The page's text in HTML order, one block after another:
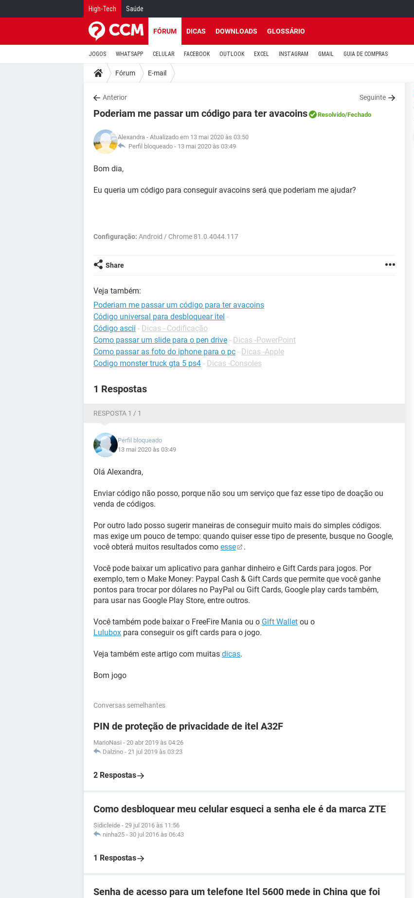
High-Tech Saúde
FÓRUM DICAS DOWNLOADS GLOSSÁRIO
JOGOS WHATSAPP CELULAR FACEBOOK OUTLOOK EXCEL INSTAGRAM GMAIL GUIA DE COMPRAS
Fórum E-mail
Anterior Seguinte
Poderiam me passar um código para ter avacoins Resolvido/Fechado
Alexandra - Atualizado em 13 mai 2020 às 03:50
Perfil bloqueado - 13 mai 2020 às 03:49
Bom dia,
Eu queria um código para conseguir avacoins será que poderiam me ajudar?
Configuração: Android / Chrome 81.0.4044.117
Share
Veja também:
Poderiam me passar um código para ter avacoins
Código universal para desbloquear itel -
Código ascii - Dicas - Codificação
Como passar um slide para o pen drive - Dicas -PowerPoint
Como passar as foto do iphone para o pc - Dicas -Apple
Codigo monster truck gta 5 ps4 - Dicas -Consoles
1 Respostas
RESPOSTA 1 / 1
Perfil bloqueado
13 mai 2020 às 03:49
Olá Alexandra,
Enviar código não posso, porque não sou um serviço que faz esse tipo de doação ou
venda de códigos.
Por outro lado posso sugerir maneiras de conseguir muito mais do simples códigos.
mas exige um pouco de tempo: quando quiser esse tipo de presente, busque no Google,
você obterá muitos resultados como esse .
Você pode baixar um aplicativo para ganhar dinheiro e Gift Cards para jogos. Por
exemplo, tem o Make Money: Paypal Cash & Gift Cards que permite que você ganhe
pontos para trocar por dólares no PayPal ou Gift Cards, Google play cards também,
para usar nas Google Play Store, entre outros.
Você também pode baixar o FreeFire Mania ou o Gift Wallet ou o
Lulubox para conseguir os gift cards para o jogo.
Veja também este artigo com muitas dicas.
Bom jogo
Conversas semelhantes
PIN de proteção de privacidade de itel A32F
MarioNasi - 20 abr 2019 às 04:26
Dalzino - 21 jul 2019 às 03:23
2 Respostas
Como desbloquear meu celular esqueci a senha ele é da marca ZTE
Sidicleide - 29 jul 2016 às 11:56
ninha25 - 30 jul 2016 às 06:43
1 Respostas
Senha de acesso para um telefone Itel 5600 mede in China que foi